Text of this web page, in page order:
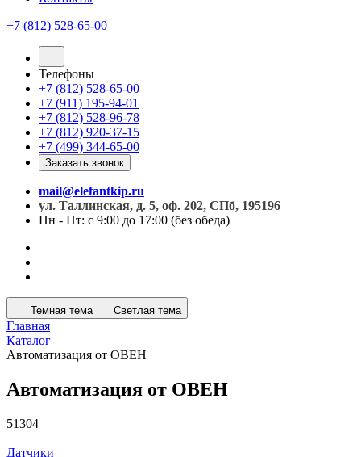
+7 (812) 528-65-00
Телефоны
+7 (812) 528-65-00
+7 (911) 195-94-01
+7 (812) 528-96-78
+7 (812) 920-37-15
+7 (499) 344-65-00
Заказать звонок
mail@elefantkip.ru
ул. Таллинская, д. 5, оф. 202, СПб, 195196
Пн - Пт: с 9:00 до 17:00 (без обеда)
Темная тема Светлая тема
Главная
Каталог
Автоматизация от ОВЕН
Автоматизация от ОВЕН
51304
Датчики